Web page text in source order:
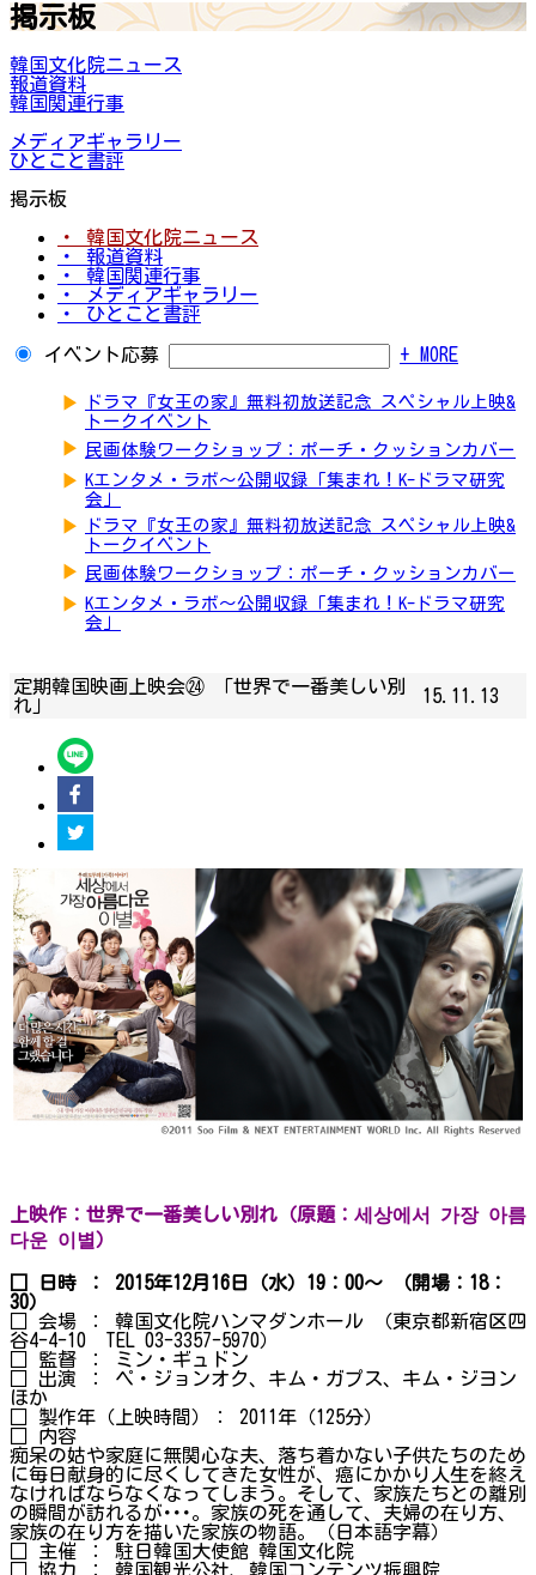
掲示板
韓国文化院ニュース
報道資料
韓国関連行事
メディアギャラリー
ひとこと書評
掲示板
・ 韓国文化院ニュース
・ 報道資料
・ 韓国関連行事
・ メディアギャラリー
・ ひとこと書評
イベント応募 + MORE
▶
ドラマ『女王の家』無料初放送記念 スペシャル上映&
トークイベント
▶ 民画体験ワークショップ：ポーチ・クッションカバー
▶ Kエンタメ・ラボ～公開収録「集まれ！K-ドラマ研究
会」
▶
ドラマ『女王の家』無料初放送記念 スペシャル上映&
トークイベント
▶ 民画体験ワークショップ：ポーチ・クッションカバー
▶ Kエンタメ・ラボ～公開収録「集まれ！K-ドラマ研究
会」
定期韓国映画上映会㉔ 「世界で一番美しい別
れ」
15.11.13
上映作：世界で一番美しい別れ（原題：세상에서 가장 아름
다운 이별）
□ 日時 ： 2015年12月16日（水）19：00～ （開場：18：
30）
□ 会場 ： 韓国文化院ハンマダンホール （東京都新宿区四
谷4-4-10 TEL 03-3357-5970）
□ 監督 ： ミン・ギュドン
□ 出演 ： ペ・ジョンオク、キム・ガプス、キム・ジヨン
ほか
□ 製作年（上映時間）： 2011年（125分）
□ 内容
痴呆の姑や家庭に無関心な夫、落ち着かない子供たちのため
に毎日献身的に尽くしてきた女性が、癌にかかり人生を終え
なければならなくなってしまう。そして、家族たちとの離別
の瞬間が訪れるが･･･。家族の死を通して、夫婦の在り方、
家族の在り方を描いた家族の物語。（日本語字幕）
□ 主催 ： 駐日韓国大使館 韓国文化院
□ 協力 ： 韓国観光公社、韓国コンテンツ振興院